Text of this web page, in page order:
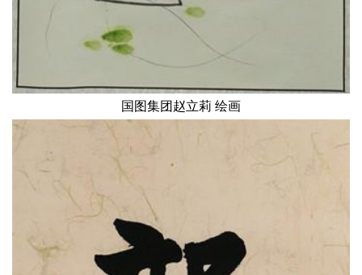
国图集团赵立莉 绘画